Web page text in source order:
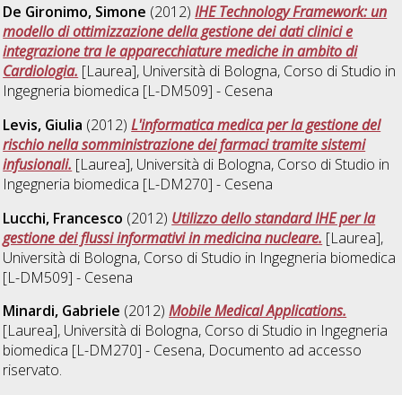
De Gironimo, Simone (2012)IHE Technology Framework: un
modello di ottimizzazione della gestione dei dati clinici e
integrazione tra le apparecchiature mediche in ambito di
Cardiologia. [Laurea], Università di Bologna, Corso di Studio in
Ingegneria biomedica [L-DM509] - Cesena
Levis, Giulia (2012)L'informatica medica per la gestione del
rischio nella somministrazione dei farmaci tramite sistemi
infusionali. [Laurea], Università di Bologna, Corso di Studio in
Ingegneria biomedica [L-DM270] - Cesena
Lucchi, Francesco (2012) Utilizzo dello standard IHE per la
gestione dei flussi informativi in medicina nucleare. [Laurea],
Università di Bologna, Corso di Studio in Ingegneria biomedica
[L-DM509] - Cesena
Minardi, Gabriele (2012)Mobile Medical Applications.
[Laurea], Università di Bologna, Corso di Studio in Ingegneria
biomedica [L-DM270] - Cesena, Documento ad accesso
riservato.